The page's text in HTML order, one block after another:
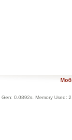
Gen: 0.0892s. Memory Used: